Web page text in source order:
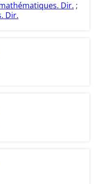
Dir. ;
Dir.